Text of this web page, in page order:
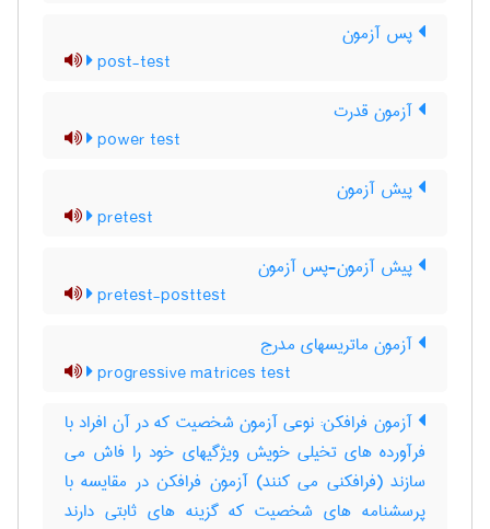
پس آزمون
post-test
آزمون قدرت
power test
پیش آزمون
pretest
پیش آزمون-پس آزمون
pretest-posttest
آزمون ماتریسهای مدرج
progressive matrices test
آزمون فرافکن: نوعی آزمون شخصیت که در آن افراد با
فرآورده های تخیلی خویش ویژگیهای خود را فاش می
سازند (فرافکنی می کنند) آزمون فرافکن در مقایسه با
پرسشنامه های شخصیت که گزینه های ثابتی دارند